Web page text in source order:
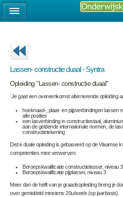
Lassen- constructie duaal - Syntra
Opleiding "Lassen- constructie duaal"
Je gaat een overeenkomst alternerende opleiding
hoeknaad-, plaat- en pijpverbindingen lassen
alle posities
een lasverbinding in constructiestaal,
aan de geldende internationale normen, de
constructietekening
Deze duale opleiding is gebaseerd op de Vlaamse
competenties mee verwerven:
Beroepskwalificatie constructielasser, niveau 3
Beroepskwalificatie pijplasser, niveau 3
Meer dan de helft van je graadsopleiding breng je
over gemiddeld minstens 20u/week (op jaarbasis).